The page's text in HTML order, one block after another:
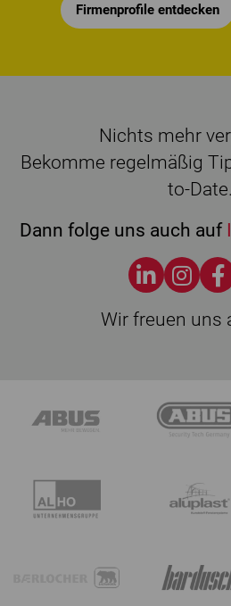
Firmenprofile entdecken
Nichts mehr
Bekomme regelmäßig
to-Date.
Dann folge uns auch auf
Wir freuen uns